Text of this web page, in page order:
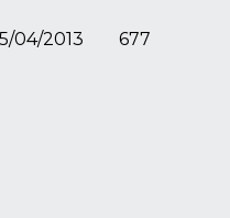
04/2013 677